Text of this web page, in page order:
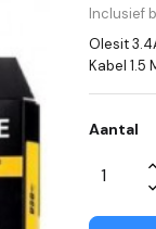
Inclusief
Olesit
Kabel 1.5
Aantal